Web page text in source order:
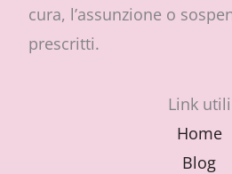
cura, l’assunzione o
prescritti.
Link utili
Home
Blog